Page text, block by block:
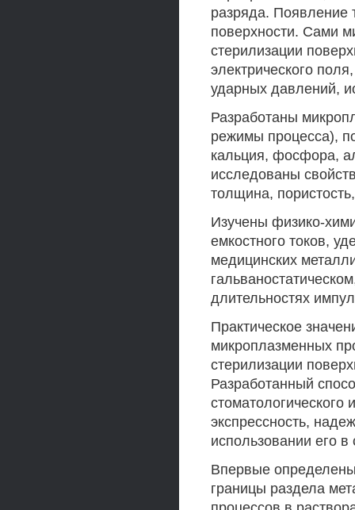
разряда. Появление
поверхности. Сами
стерилизации
электрического
ударных давлений,
Разработаны
режимы процесса),
кальция, фосфора,
исследованы
толщина,
Изучены физико-
емкостного токов,
медицинских
длительностях
Практическое
микроплазменных
стерилизации
Разработанный
экспрессность,
использовании его в
Впервые
границы раздела